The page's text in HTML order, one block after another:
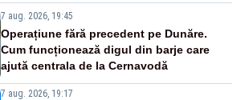
7 aug. 2026, 19:45
Operațiune fără precedent pe Dunăre.
Cum funcționează digul din barje care
ajută centrala de la Cernavodă
7 aug. 2026, 19:17